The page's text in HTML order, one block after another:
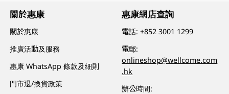
關於惠康
關於惠康
推廣活動及服務
惠康 WhatsApp 條款及細則
門市退/換貨政策
惠康網店查詢
電話:+852 3001 1299
電郵:
onlineshop@wellcome.com
.hk
辦公時間: